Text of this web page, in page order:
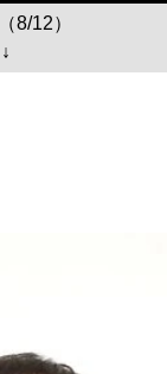
8/12）